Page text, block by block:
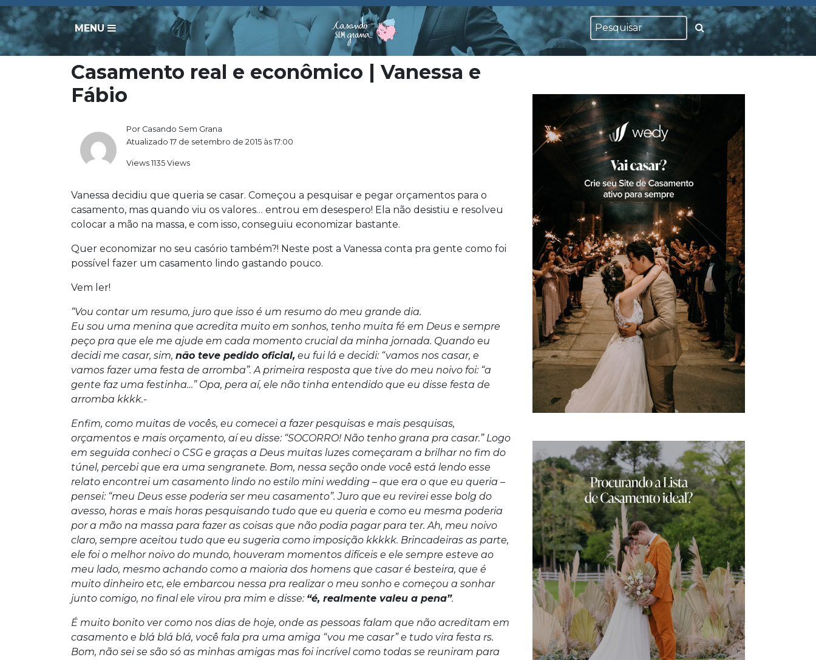
MENU
Casamento real e econômico | Vanessa e
Fábio
Por Casando Sem Grana
Atualizado 17 de setembro de 2015 às 17:00
Views 1135 Views
Vanessa decidiu que queria se casar. Começou a pesquisar e pegar orçamentos para o
casamento, mas quando viu os valores… entrou em desespero! Ela não desistiu e resolveu
colocar a mão na massa, e com isso, conseguiu economizar bastante.
Quer economizar no seu casório também?! Neste post a Vanessa conta pra gente como foi
possível fazer um casamento lindo gastando pouco.
Vem ler!
“Vou contar um resumo, juro que isso é um resumo do meu grande dia.
Eu sou uma menina que acredita muito em sonhos, tenho muita fé em Deus e sempre
peço pra que ele me ajude em cada momento crucial da minha jornada. Quando eu
decidi me casar, sim, não teve pedido oficial, eu fui lá e decidi: “vamos nos casar, e
vamos fazer uma festa de arromba”. A primeira resposta que tive do meu noivo foi: “a
gente faz uma festinha…” Opa, pera aí, ele não tinha entendido que eu disse festa de
arromba kkkk.-
Enfim, como muitas de vocês, eu comecei a fazer pesquisas e mais pesquisas,
orçamentos e mais orçamento, aí eu disse: “SOCORRO! Não tenho grana pra casar.” Logo
em seguida conheci o CSG e graças a Deus muitas luzes começaram a brilhar no fim do
túnel, percebi que era uma sengranete. Bom, nessa seção onde você está lendo esse
relato encontrei um casamento lindo no estilo mini wedding – que era o que eu queria –
pensei: “meu Deus esse poderia ser meu casamento”. Juro que eu revirei esse bolg do
avesso, horas e mais horas pesquisando tudo que eu queria e como eu mesma poderia
por a mão na massa para fazer as coisas que não podia pagar para ter. Ah, meu noivo
claro, sempre aceitou tudo que eu sugeria como imposição kkkkk. Brincadeiras as parte,
ele foi o melhor noivo do mundo, houveram momentos difíceis e ele sempre esteve ao
meu lado, mesmo achando como a maioria dos homens que casar é besteira, que é
muito dinheiro etc, ele embarcou nessa pra realizar o meu sonho e começou a sonhar
junto comigo, no final ele virou pra mim e disse: “é, realmente valeu a pena”.
É muito bonito ver como nos dias de hoje, onde as pessoas falam que não acreditam em
casamento e blá blá blá, você fala pra uma amiga “vou me casar” e tudo vira festa rs.
Bom, não sei se são só as minhas amigas mas foi incrível como todas se reuniram para